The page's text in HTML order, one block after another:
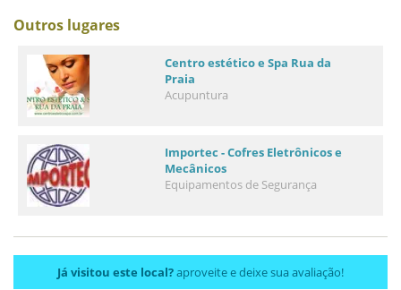
Outros lugares
Centro estético e Spa Rua da
Praia
Acupuntura
Importec - Cofres Eletrônicos e
Mecânicos
Equipamentos de Segurança
Já visitou este local?aproveite e deixe sua avaliação!